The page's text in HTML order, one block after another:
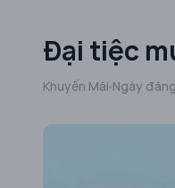
Đại tiệc
Khuyến Mãi Ngày